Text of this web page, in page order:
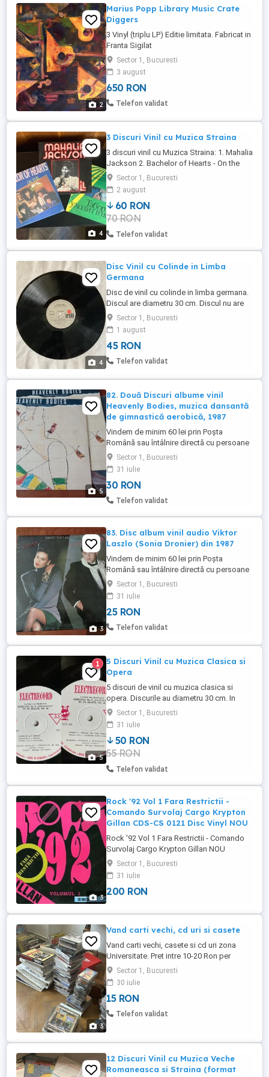
2
Marius Popp Library Music Crate
Diggers
3 Vinyl (triplu LP) Editie limitata. Fabricat in
Franta Sigilat
Sector 1, Bucuresti
3 august
650 RON
Telefon validat
4
3 Discuri Vinil cu Muzica Straina
3 discuri vinil cu Muzica Straina: 1. Mahalia
Jackson 2. Bachelor of Hearts - On the
Boulevard 3. The Gipsy Camp Disappears
in the Skies - Yevgeni Doga 2 discuri sunt
Electrecord din anii 1971-1984, unul este
Made in USSR si toate au diametru 30 cm
Sector 1, Bucuresti
2 august
60 RON
70 RON
Telefon validat
4
Disc Vinil cu Colinde in Limba
Germana
Disc de vinil cu colinde in limba germana.
Discul are diametru 30 cm. Discul nu are
coperta.
Sector 1, Bucuresti
1 august
45 RON
Telefon validat
5
82. Două Discuri albume vinil
Heavenly Bodies, muzica dansantă
de gimnastică aerobică, 1987
Vindem de minim 60 lei prin Poșta
Română sau întâlnire directă cu persoane
(nu avem timp pentru curier), două discuri
albume vinil audio Heavenly Bodies,
muzică de dans diversă de gimnastica
aerobică in limba engleza, din 1987.
Albumele nu au zgarieturi. Se vând
Sector 1, Bucuresti
31 iulie
30 RON
Telefon validat
3
83. Disc album vinil audio Viktor
Laszlo (Sonia Dronier) din 1987
Vindem de minim 60 lei prin Poșta
Română sau întâlnire directă cu persoane
(nu avem timp pentru curier), disc album
vinil audio cântă Viktor Laszlo (Sonia
Dronier) jazz slow in limba engleza, din
1987. Albumul nu are zgarieturi. Stare
bună.
Sector 1, Bucuresti
31 iulie
25 RON
Telefon validat
5
1
5 Discuri Vinil cu Muzica Clasica si
Opera
5 discuri de vinil cu muzica clasica si
opera. Discurile au diametru 30 cm. In
fiecare poza am facut colaj fata verso
pentru lista de melodii de pe un disc.
Discurile nu au coperti.
Sector 1, Bucuresti
31 iulie
50 RON
55 RON
Telefon validat
3
Rock '92 Vol 1 Fara Restrictii -
Comando Survolaj Cargo Krypton
Gillan CDS-CS 0121 Disc Vinyl NOU
Rock '92 Vol 1 Fara Restrictii - Comando
Survolaj Cargo Krypton Gillan NOU
Various - Rock '92 Volumul 1 - Fara
Restrictii album cover More images Label:
G.D. Total Service CDS-CS 0121, EuroStar
(3) CDS-CS 0121 Format: Vinyl, LP Country:
Style: Hard Rock, ...
Sector 1, Bucuresti
31 iulie
200 RON
3
Vand carti vechi, cd uri si casete
Vand carti vechi, casete si cd uri zona
Universitate. Pret intre 10-20 Ron per
bucata. Rog mesaj cu numar telefon.
Sector 1, Bucuresti
30 iulie
15 RON
Telefon validat
12 Discuri Vinil cu Muzica Veche
Romaneasca si Straina (format